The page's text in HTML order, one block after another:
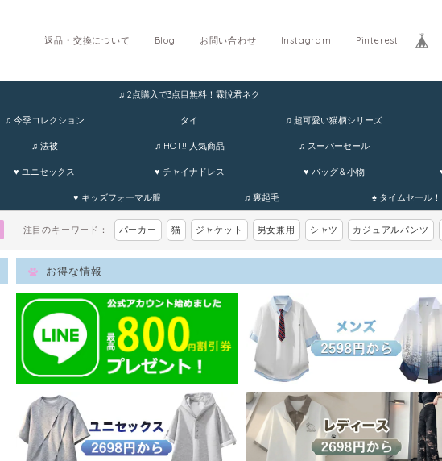
Pinterest
Instagram
お問い合わせ
Blog
返品・交換について
♫ 今季コレクション
♫ 2点購入で3点目無料！霖悅君ネク
タイ ♫ 超可愛い猫柄シリーズ
♫ 法被 ♫ HOT!! 人気商品 ♫ スーパーセール
♥ ユニセックス ♥ チャイナドレス ♥ バッグ＆小物
♥ キッズフォーマル服 ♫ 裏起毛 ♠ タイムセール！
注目のキーワード： パーカー 猫 ジャケット 男女兼用 シャツ カジュアルパンツ
お得な情報